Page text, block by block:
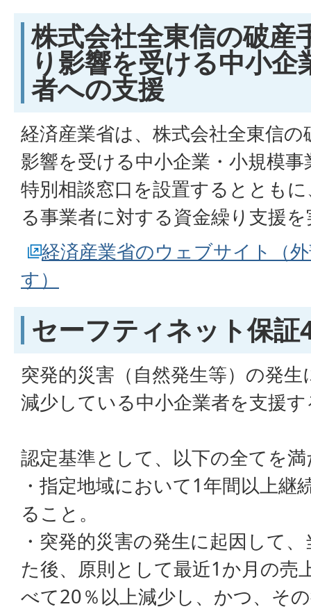
株式会社全東信の破産
り影響を受ける中小企
者への支援
経済産業省は、株式会社全東信
影響を受ける中小企業・小規模
特別相談窓口を設置するととも
る事業者に対する資金繰り支援
経済産業省のウェブサイト（
す）
セーフティネット保
突発的災害（自然発生等）の発
減少している中小企業者を支援
認定基準として、以下の全てを
・指定地域において1年間以上継
ること。
・突発的災害の発生に起因して
た後、原則として最近1か月の売
べて20％以上減少し、かつ、そ